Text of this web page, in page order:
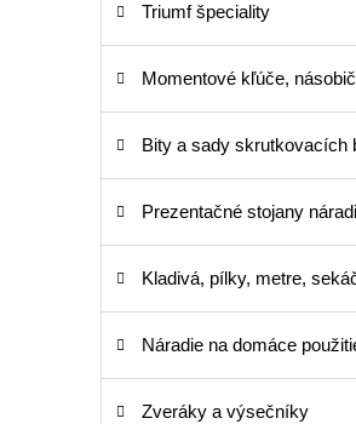
Triumf špeciality
Momentové kľúče,
Bity a sady skrutkovacích
Prezentačné stojany
Kladivá, pílky, metre,
Náradie na domáce
Zveráky a výsečníky